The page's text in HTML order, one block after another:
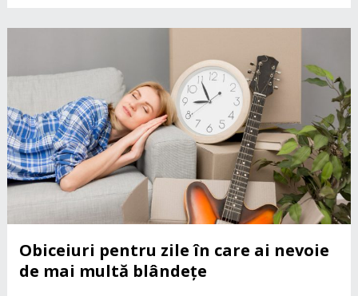
Obiceiuri pentru zile în care ai nevoie
de mai multă blândețe